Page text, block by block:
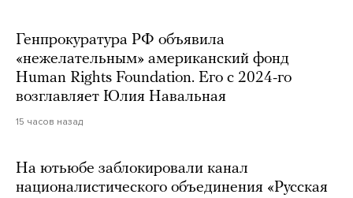
Генпрокуратура РФ объявила
«нежелательным» американский фонд
Human Rights Foundation. Его с 2024-го
возглавляет Юлия Навальная
15 часов назад
На ютьюбе заблокировали канал
националистического объединения «Русская